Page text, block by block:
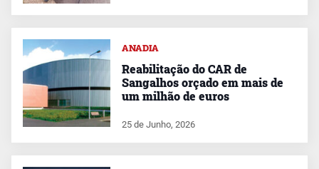
ANADIA
Reabilitação do CAR de
Sangalhos orçado em mais de
um milhão de euros
25 de Junho, 2026